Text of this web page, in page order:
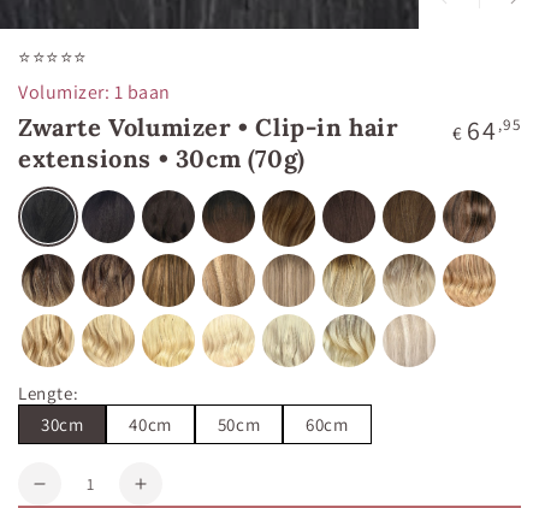
⭐⭐⭐⭐⭐
Volumizer: 1 baan
Zwarte Volumizer • Clip-in hair
extensions • 30cm (70g)
Normale
€ 64,95
Lengte:
30cm
40cm 50cm 60cm
Aantal
Aantal
Aantal